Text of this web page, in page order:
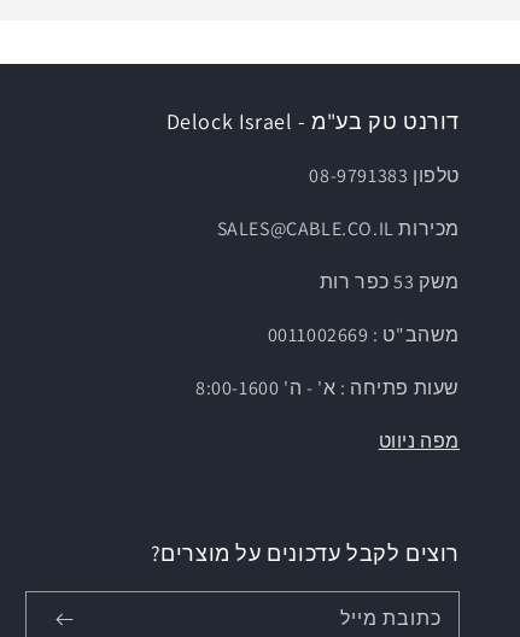
דורנט טק בע"מ - Delock Israel
טלפון 08-9791383
מכירות SALES@CABLE.CO.IL
משק 53 כפר רות
משהב"ט : 0011002669
שעות פתיחה : א' - ה' 8:00-1600
מפה ניווט
רוצים לקבל עדכונים על מוצרים?
כתובת מייל